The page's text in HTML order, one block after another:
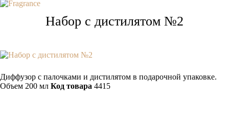
Набор с дистилятом №2
Диффузор с палочками и дистилятом в подарочной упаковке.
Объем 200 мл Код товара 4415